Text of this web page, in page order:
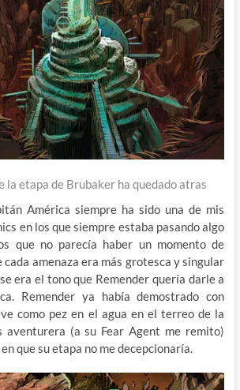
etapa de Brubaker ha quedado atras
América siempre ha sido una de mis
en los que siempre estaba pasando algo
que no parecía haber un momento de
cada amenaza era más grotesca y singular
era el tono que Remender quería darle a
Remender ya había demostrado con
como pez en el agua en el terreo de la
aventurera (a su Fear Agent me remito)
que su etapa no me decepcionaría.